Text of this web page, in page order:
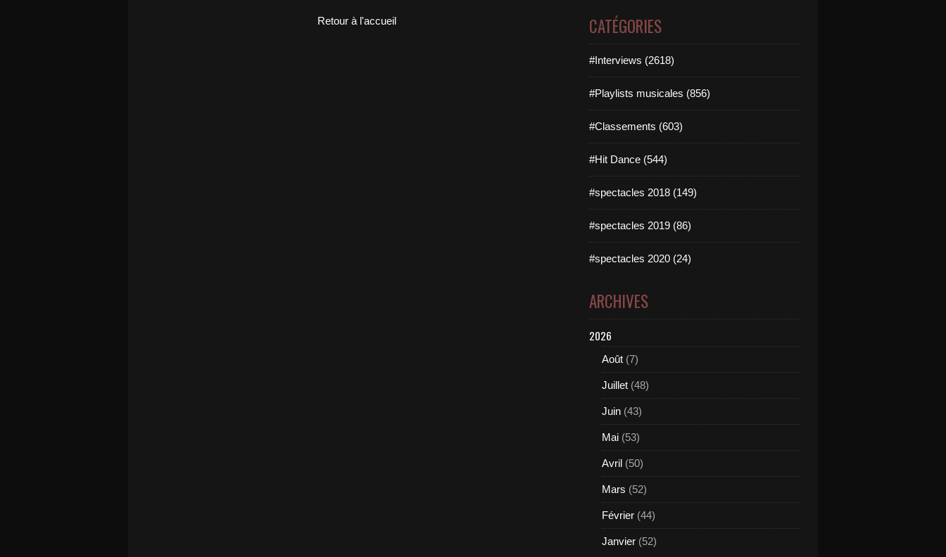
Retour à l'accueil CATÉGORIES
#Interviews (2618)
#Playlists musicales (856)
#Classements (603)
#Hit Dance (544)
#spectacles 2018 (149)
#spectacles 2019 (86)
#spectacles 2020 (24)
ARCHIVES
2026
Août (7)
Juillet (48)
Juin (43)
Mai (53)
Avril (50)
Mars (52)
Février (44)
Janvier (52)